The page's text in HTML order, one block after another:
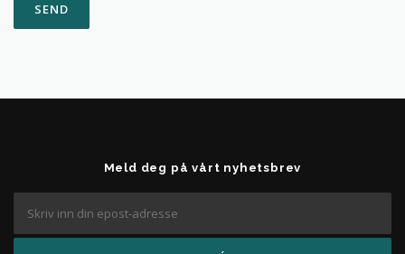
Meld deg på vårt nyhetsbrev